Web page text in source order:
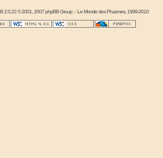
2.0.22 © 2001, 2007 phpBB Group : :Le Monde des Phasmes, 1999-2010